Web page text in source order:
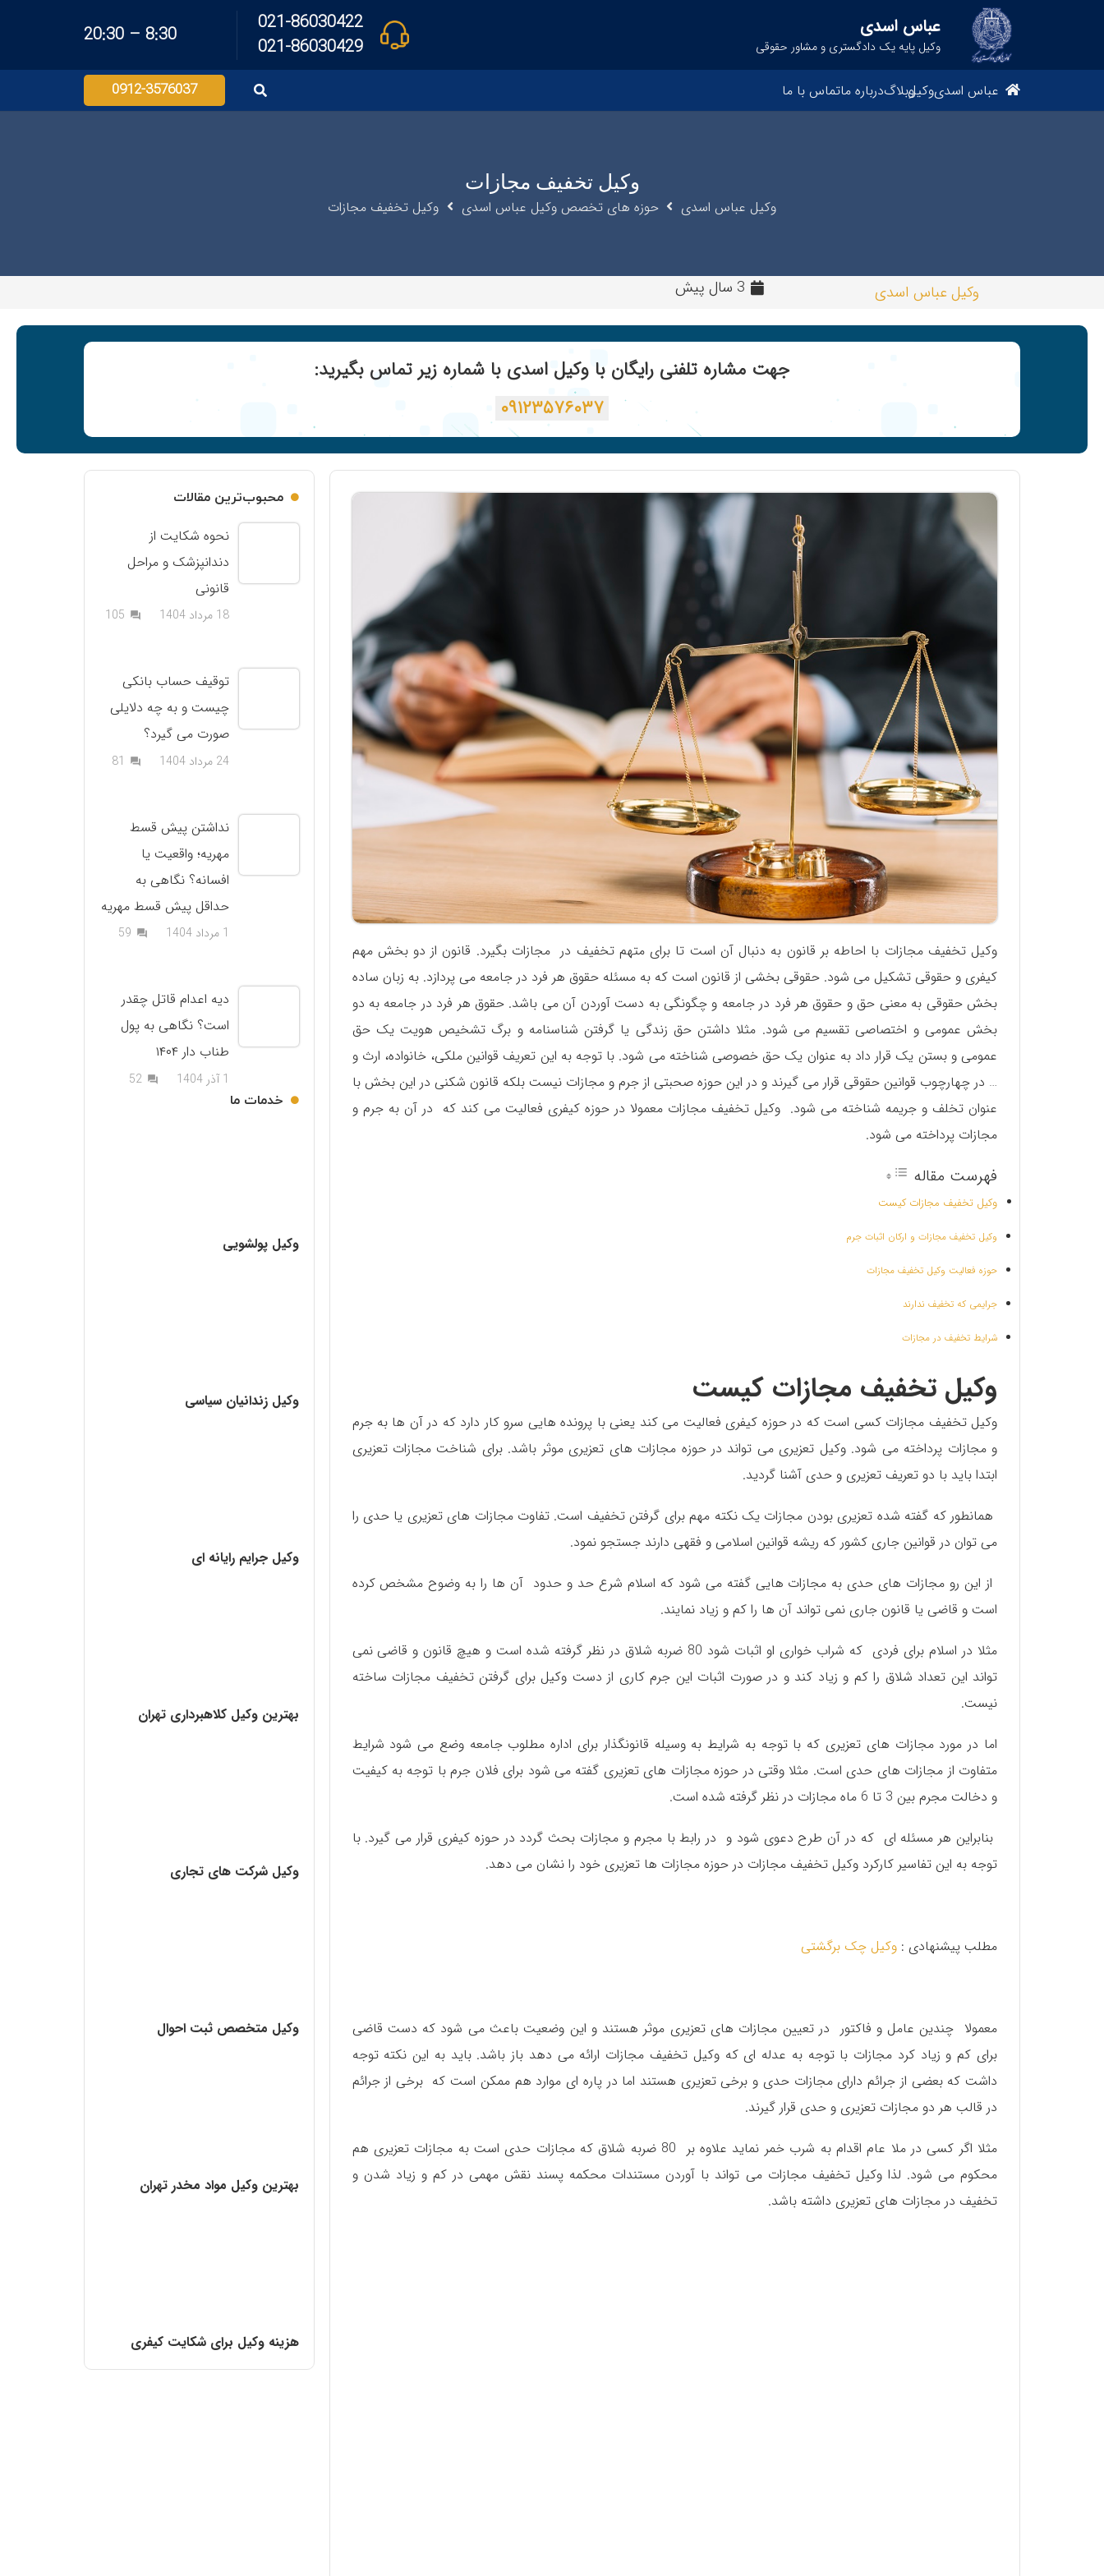
عباس اسدی
وکیل پایه یک دادگستری و مشاور حقوقی
021-86030422
021-86030429
8:30 – 20:30
عباس اسدیوکیلوبلاگدرباره ماتماس با ما 0912-3576037
وکیل تخفیف مجازات
وکیل عباس اسدی حوزه های تخصص وکیل عباس اسدی وکیل تخفیف مجازات
وکیل عباس اسدی 3 سال پیش
جهت مشاره تلفنی رایگان با وکیل اسدی با شماره زیر تماس بگیرید:
۰۹۱۲۳۵۷۶۰۳۷
وکیل تخفیف مجازات با احاطه بر قانون به دنبال آن است تا برای متهم تخفیف در مجازات بگیرد. قانون از دو بخش مهم
کیفری و حقوقی تشکیل می شود.‌ حقوقی بخشی از قانون است که به مسئله حقوق هر فرد در جامعه می پردازد. به زبان ساده
بخش حقوقی به معنی حق و حقوق هر فرد در جامعه و چگونگی به دست آوردن آن می باشد. حقوق هر فرد در جامعه به دو
بخش عمومی و اختصاصی تقسیم می شود. مثلا داشتن حق زندگی یا گرفتن شناسنامه و برگ تشخیص هویت یک حق
عمومی و بستن یک قرار داد به عنوان یک حق خصوصی شناخته می شود. با توجه به این تعریف قوانین ملکی، خانواده، ارث و
… در چهارچوب قوانین حقوقی قرار می گیرند و در این حوزه صحبتی از جرم و مجازات نیست بلکه قانون شکنی در این بخش با
عنوان تخلف و جریمه شناخته می شود. وکیل تخفیف مجازات معمولا در حوزه کیفری فعالیت می کند که در آن به جرم و
مجازات پرداخته می شود.
فهرست مقاله
وکیل تخفیف مجازات کیست
وکیل تخفیف مجازات و ارکان اثبات جرم
حوزه فعالیت وکیل تخفیف مجازات
جرایمی که تخفیف ندارند
شرایط تخفیف در مجازات
وکیل تخفیف مجازات کیست
وکیل تخفیف مجازات کسی است که در حوزه کیفری فعالیت می کند یعنی با پرونده هایی سرو کار دارد که در آن ها به جرم
و مجازات پرداخته می شود.‌ وکیل تعزیری می تواند در حوزه مجازات های تعزیری موثر باشد. برای شناخت مجازات تعزیری
ابتدا باید با دو تعریف تعزیری و حدی آشنا گردید.
همانطور که گفته شده تعزیری بودن مجازات یک نکته مهم برای گرفتن تخفیف است. تفاوت مجازات های تعزیری یا حدی را
می توان در قوانین جاری کشور که ریشه قوانین اسلامی و فقهی دارند جستجو نمود.
‌ از این رو مجازات های حدی به مجازات هایی گفته می شود که اسلام شرع حد و حدود آن ها را به وضوح مشخص کرده
است و قاضی یا قانون جاری نمی تواند آن ها را کم و زیاد نمایند.
مثلا در اسلام برای فردی که شراب خواری او اثبات شود 80 ضربه شلاق در نظر گرفته شده است و هیچ قانون و قاضی نمی
تواند این تعداد شلاق را کم و زیاد کند و در صورت اثبات این جرم کاری از دست وکیل برای گرفتن تخفیف مجازات ساخته
نیست.‌
اما در مورد مجازات های تعزیری که با توجه به شرایط به وسیله قانونگذار برای اداره مطلوب جامعه وضع می شود شرایط
متفاوت از مجازات های حدی است. مثلا وقتی در حوزه مجازات های تعزیری گفته می شود برای فلان جرم با توجه به کیفیت
و دخالت مجرم بین 3 تا 6 ماه مجازات در نظر گرفته شده است.
بنابراین هر مسئله ای که در آن طرح دعوی شود و در رابط با مجرم و مجازات بحث گردد در حوزه کیفری قرار می گیرد. با
توجه به این تفاسیر کارکرد وکیل تخفیف مجازات در حوزه مجازات ها تعزیری خود را نشان می دهد.
مطلب پیشنهادی : وکیل چک برگشتی
معمولا چندین عامل و فاکتور در تعیین مجازات های تعزیری موثر هستند و این وضعیت باعث می شود که دست قاضی
برای کم و زیاد کرد مجازات با توجه به عدله ای که وکیل تخفیف مجازات ارائه می دهد باز باشد. باید به این نکته توجه
داشت که بعضی از جرائم دارای مجازات حدی و برخی تعزیری هستند اما در پاره ای موارد هم ممکن است که برخی از جرائم
در قالب هر دو مجازات تعزیری و حدی قرار گیرند.
مثلا اگر کسی در ملا عام اقدام به شرب خمر نماید علاوه بر 80 ضربه شلاق که مجازات حدی است به مجازات تعزیری هم
محکوم می شود. لذا وکیل تخفیف مجازات می تواند با آوردن مستندات محکمه پسند نقش مهمی در کم و زیاد شدن و
تخفیف در مجازات های تعزیری داشته باشد.
محبوب‌ترین مقالات
نحوه شکایت از
دندانپزشک و مراحل
قانونی
18 مرداد 1404 question_answer
105دیدگاه
توقیف حساب بانکی
چیست و به چه دلایلی
صورت می گیرد؟
24 مرداد 1404 question_answer
81دیدگاه
نداشتن پیش قسط
مهریه؛ واقعیت یا
افسانه؟ نگاهی به
حداقل پیش قسط مهریه
1 مرداد 1404 question_answer
59دیدگاه
دیه اعدام قاتل چقدر
است؟ نگاهی به پول
طناب دار ۱۴۰۴
1 آذر 1404 question_answer
52دیدگاه
خدمات ما
وکیل پولشویی
وکیل زندانیان سیاسی
وکیل جرایم رایانه ای
بهترین وکیل کلاهبرداری تهران
وکیل شرکت های تجاری
وکیل متخصص ثبت احوال
بهترین وکیل مواد مخدر تهران
هزینه وکیل برای شکایت کیفری